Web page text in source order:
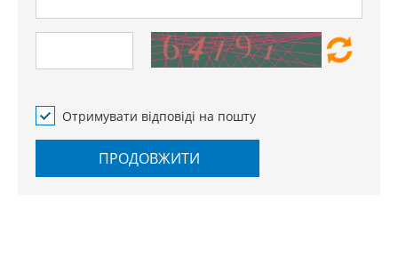
Отримувати відповіді на пошту
ПРОДОВЖИТИ